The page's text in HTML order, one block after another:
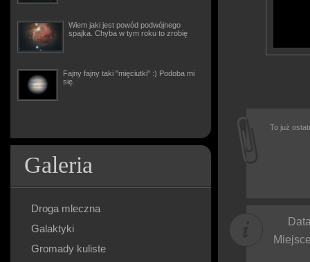
Wiem jaki jest powód podwójnego
spajka. Chyba w tym roku to zrobię
Fajny fajny taki "mięciutki" :) Podoba mi
się.
Galeria
Droga mleczna
Galaktyki
Gromady kuliste
To już